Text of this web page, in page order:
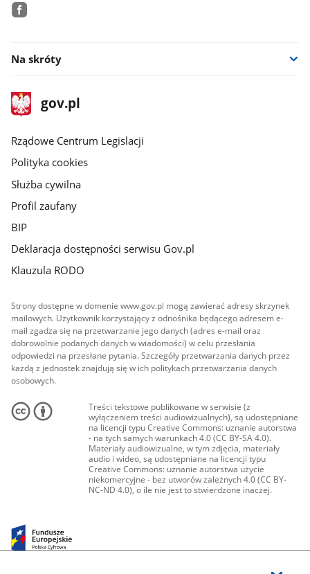
Na skróty
stopka
gov.plStrona
gov.pl
Rządowe Centrum Legislacji
Polityka cookies
Służba cywilna
Profil zaufany
BIP
Deklaracja dostępności serwisu Gov.pl
Klauzula RODO
Strony dostępne w domenie www.gov.pl mogą zawierać adresy skrzynek
mailowych. Użytkownik korzystający z odnośnika będącego adresem e-
mail zgadza się na przetwarzanie jego danych (adres e-mail oraz
dobrowolnie podanych danych w wiadomości) w celu przesłania
odpowiedzi na przesłane pytania. Szczegóły przetwarzania danych przez
każdą z jednostek znajdują się w ich politykach przetwarzania danych
osobowych.
Treści tekstowe publikowane w serwisie (z
wyłączeniem treści audiowizualnych), są udostępniane
na licencji typu Creative Commons: uznanie autorstwa
- na tych samych warunkach 4.0 (CC BY-SA 4.0).
Materiały audiowizualne, w tym zdjęcia, materiały
audio i wideo, są udostępniane na licencji typu
Creative Commons: uznanie autorstwa użycie
niekomercyjne - bez utworów zależnych 4.0 (CC BY-
NC-ND 4.0), o ile nie jest to stwierdzone inaczej.